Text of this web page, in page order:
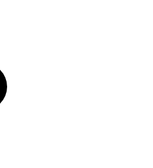
moins d'information sur le